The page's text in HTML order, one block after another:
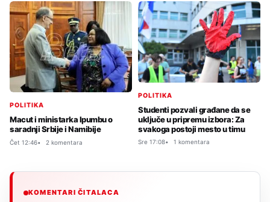
POLITIKA
Macut i ministarka Ipumbu o
saradnji Srbije i Namibije
Čet 12:46 2 komentara
POLITIKA
Studenti pozvali građane da se
uključe u pripremu izbora: Za
svakoga postoji mesto u timu
Sre 17:08 1 komentara
KOMENTARI ČITALACA